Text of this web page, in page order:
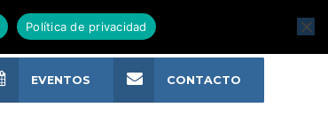
EVENTOS CONTACTO
Política de privacidad